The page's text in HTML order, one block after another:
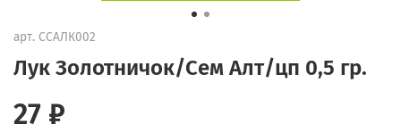
арт. ССАЛК002
Лук Золотничок/Сем Алт/цп 0,5 гр.
27 ₽